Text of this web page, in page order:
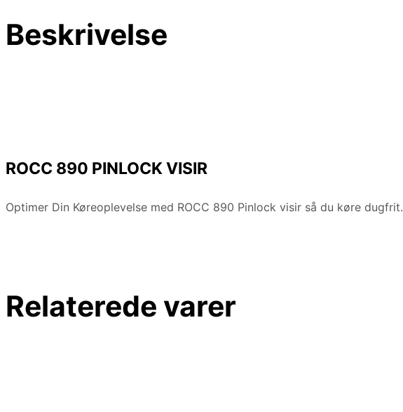
Beskrivelse
ROCC 890 PINLOCK VISIR
Optimer Din Køreoplevelse med ROCC 890 Pinlock visir så du køre dugfrit.
Relaterede varer